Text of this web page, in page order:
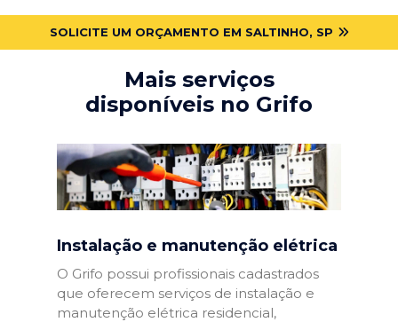
SOLICITE UM ORÇAMENTO EM SALTINHO, SP
Mais serviços
disponíveis no Grifo
Instalação e manutenção elétrica
O Grifo possui profissionais cadastrados
que oferecem serviços de instalação e
manutenção elétrica residencial,